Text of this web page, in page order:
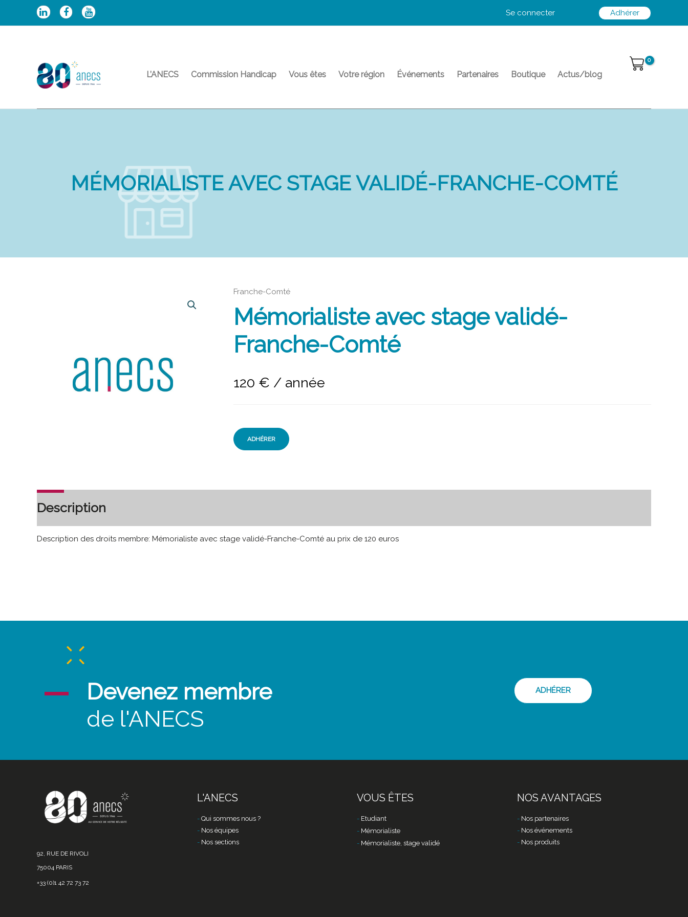
Se connecter Adhérer
L’ANECS Commission Handicap Vous êtes Votre région Événements Partenaires Boutique Actus/blog
MÉMORIALISTE AVEC STAGE VALIDÉ-FRANCHE-COMTÉ
Franche-Comté
Mémorialiste avec stage validé-
Franche-Comté
120 € / année
ADHÉRER
Description
Description des droits membre: Mémorialiste avec stage validé-Franche-Comté au prix de 120 euros
Devenez membre
de l'ANECS
ADHÉRER
92, RUE DE RIVOLI
75004 PARIS
+33 (0)1 42 72 73 72
L'ANECS
Qui sommes nous ?
Nos équipes
Nos sections
VOUS ÊTES
Etudiant
Mémorialiste
Mémorialiste, stage validé
NOS AVANTAGES
Nos partenaires
Nos événements
Nos produits